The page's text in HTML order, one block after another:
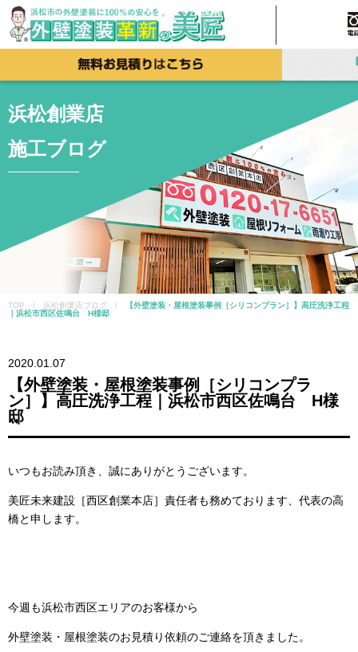
浜松創業店
施工ブログ
TOP / 浜松創業店ブログ /
【外壁塗装・屋根塗装事例［シリコンプラン］】高圧洗浄工程
｜浜松市西区佐鳴台 H様邸
2020.01.07
【外壁塗装・屋根塗装事例［シリコンプラ
ン］】高圧洗浄工程｜浜松市西区佐鳴台 H様
邸
いつもお読み頂き、誠にありがとうございます。
美匠未来建設［西区創業本店］責任者も務めております、代表の高
橋と申します。
今週も浜松市西区エリアのお客様から
外壁塗装・屋根塗装のお見積り依頼のご連絡を頂きました。